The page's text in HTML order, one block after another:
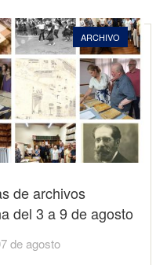
ARCHIVO
de archivos
del 3 a 9 de agosto
de agosto